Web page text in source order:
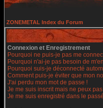
ZONEMETAL Index du Forum
Connexion et Enregistrement
Pourquoi ne puis-je pas me
Pourquoi n'ai-je pas besoin de
Pourquoi suis-je déconnecté
Comment puis-je éviter que mon
J'ai perdu mon mot de passe !
Je me suis inscrit mais ne peux
Je me suis enregistré dans le